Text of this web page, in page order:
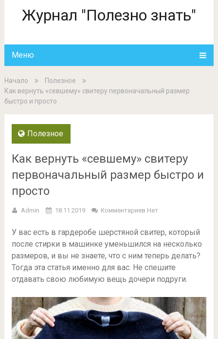
Журнал "Полезно знать"
Меню
Начало
Полезное
Как вернуть «севшему» свитеру первоначальный размер
быстро и просто
Полезное
Как вернуть «севшему» свитеру
первоначальный размер быстро и
просто
Admin 18.11.2019 Комментариев Нет
У вас есть в гардеробе шерстяной свитер, который
после стирки в машинке уменьшился на несколько
размеров, и вы не знаете, что с ним теперь делать?
Тогда эта статья именно для вас. Не спешите
отдавать свою любимую вещь дочери подруги.